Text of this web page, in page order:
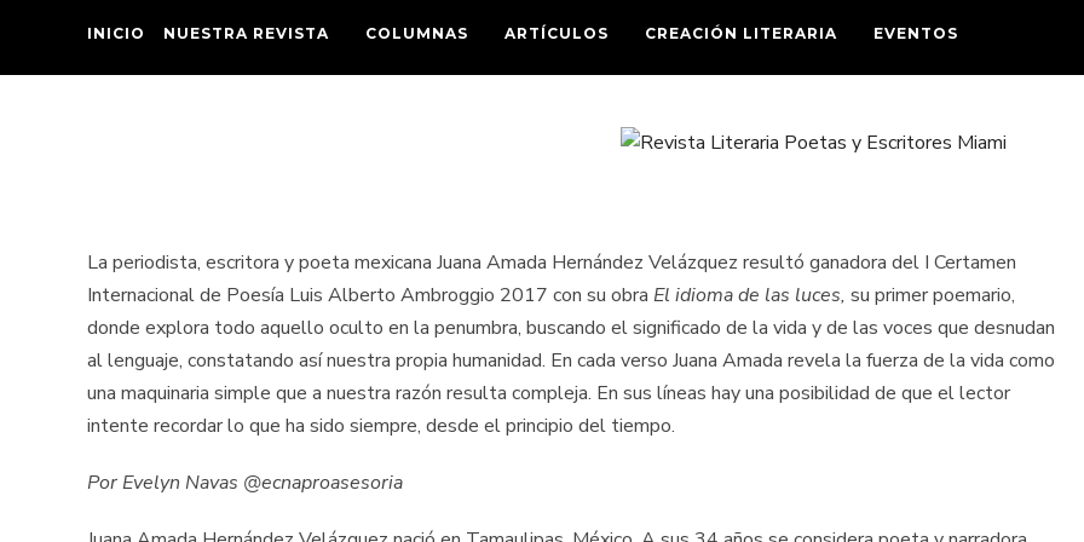
INICIO NUESTRA REVISTA COLUMNAS ARTÍCULOS CREACIÓN LITERARIA EVENTOS
La periodista, escritora y poeta mexicana Juana Amada Hernández Velázquez resultó ganadora del I Certamen
Internacional de Poesía Luis Alberto Ambroggio 2017 con su obra El idioma de las luces, su primer poemario,
donde explora todo aquello oculto en la penumbra, buscando el significado de la vida y de las voces que desnudan
al lenguaje, constatando así nuestra propia humanidad. En cada verso Juana Amada revela la fuerza de la vida como
una maquinaria simple que a nuestra razón resulta compleja. En sus líneas hay una posibilidad de que el lector
intente recordar lo que ha sido siempre, desde el principio del tiempo.
Por Evelyn Navas @ecnaproasesoria